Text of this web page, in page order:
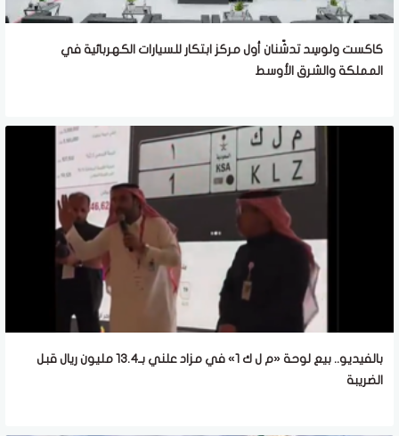
كاكست ولوسِد تدشّنان أول مركز ابتكار للسيارات الكهربائية في
المملكة والشرق الأوسط
بالفيديو.. بيع لوحة «م ل ك 1» في مزاد علني بـ13.4 مليون ريال قبل
الضريبة